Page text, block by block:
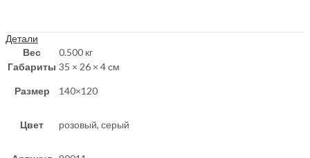
Детали
Вес
0.500 кг
Габариты 35 × 26 × 4 см
Размер 140×120
Цвет розовый, серый